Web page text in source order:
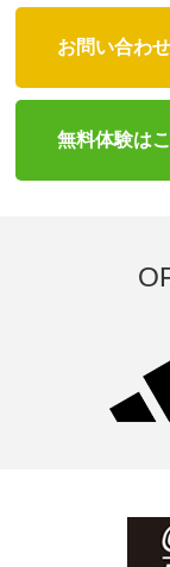
お問い合わせ
無料体験は